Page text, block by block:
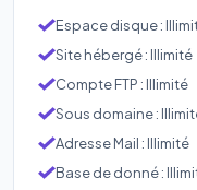
Espace disque :
Site hébergé : Illimité
Compte FTP : Illimité
Sous domaine :
Adresse Mail : Illimité
Base de donné :